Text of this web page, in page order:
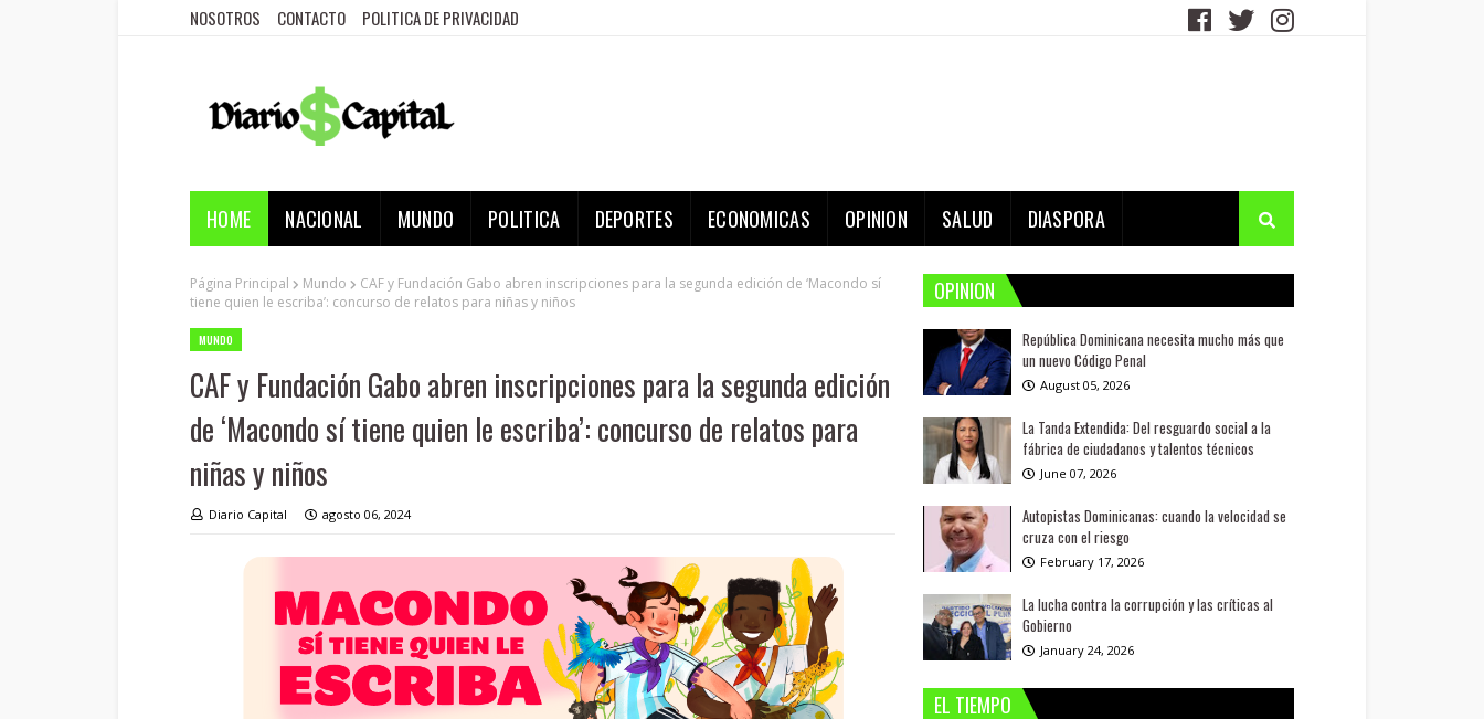
NOSOTROS CONTACTO POLITICA DE PRIVACIDAD
HOME NACIONAL MUNDO POLITICA DEPORTES ECONOMICAS OPINION SALUD DIASPORA
Página Principal Mundo
CAF y Fundación Gabo abren inscripciones para la segunda edición de ‘Macondo sí
tiene quien le escriba’: concurso de relatos para niñas y niños
MUNDO
CAF y Fundación Gabo abren inscripciones para la segunda edición
de ‘Macondo sí tiene quien le escriba’: concurso de relatos para
niñas y niños
Diario Capital agosto 06, 2024
OPINION
República Dominicana necesita mucho más que
un nuevo Código Penal
August 05, 2026
La Tanda Extendida: Del resguardo social a la
fábrica de ciudadanos y talentos técnicos
June 07, 2026
Autopistas Dominicanas: cuando la velocidad se
cruza con el riesgo
February 17, 2026
La lucha contra la corrupción y las críticas al
Gobierno
January 24, 2026
EL TIEMPO